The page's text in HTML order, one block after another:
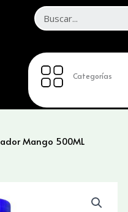
Categorías
Mango 500ML